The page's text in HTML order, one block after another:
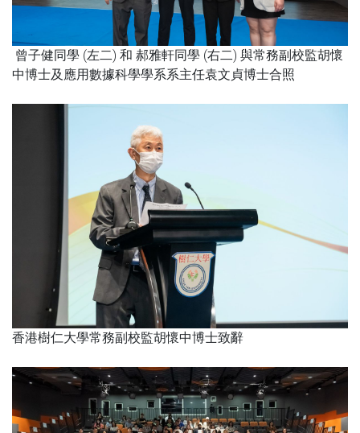
曾子健同學 (左二) 和 郝雅軒同學 (右二) 與常務副校監胡懷
中博士及應用數據科學學系系主任袁文貞博士合照
香港樹仁大學常務副校監胡懷中博士致辭